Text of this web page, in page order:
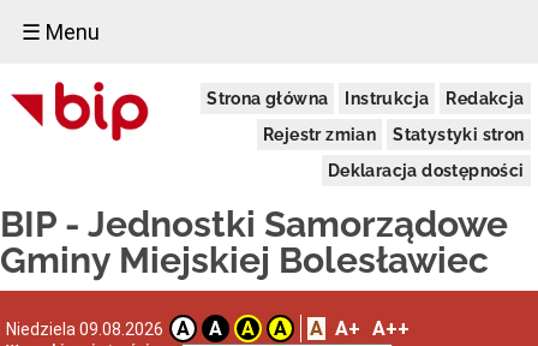
☰ Menu
Strona główna Instrukcja
Redakcja
Rejestr zmian
Statystyki stron
Deklaracja dostępności
BIP - Jednostki Samorządowe
Gminy Miejskiej Bolesławiec
Niedziela 09.08.2026 A A A A A A+ A++
Miejskie
Przedszkole
Publiczne
Statut
Zarządzenia_dyrektora
Adresowe